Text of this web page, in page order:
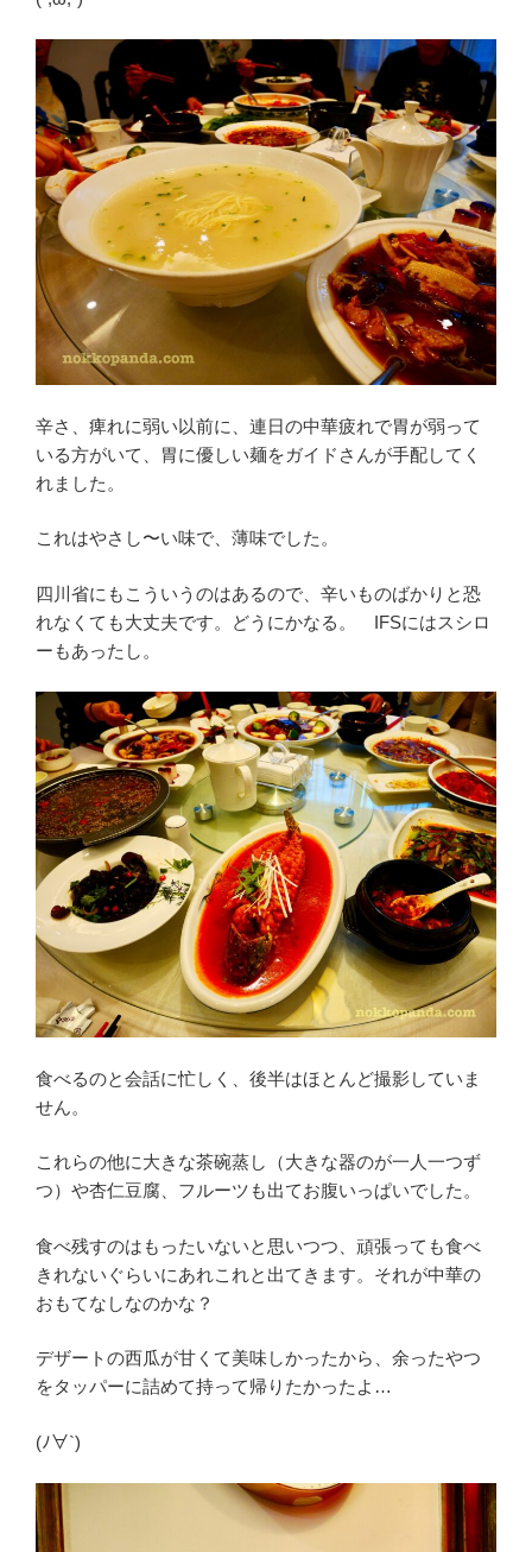
辛さ、痺れに弱い以前に、連日の中華疲れで胃が弱って
いる方がいて、胃に優しい麺をガイドさんが手配してく
れました。
これはやさし〜い味で、薄味でした。
四川省にもこういうのはあるので、辛いものばかりと恐
れなくても大丈夫です。どうにかなる。 IFSにはスシロ
ーもあったし。
食べるのと会話に忙しく、後半はほとんど撮影していま
せん。
これらの他に大きな茶碗蒸し（大きな器のが一人一つず
つ）や杏仁豆腐、フルーツも出てお腹いっぱいでした。
食べ残すのはもったいないと思いつつ、頑張っても食べ
きれないぐらいにあれこれと出てきます。それが中華の
おもてなしなのかな？
デザートの西瓜が甘くて美味しかったから、余ったやつ
をタッパーに詰めて持って帰りたかったよ…
(ﾉ∀`)